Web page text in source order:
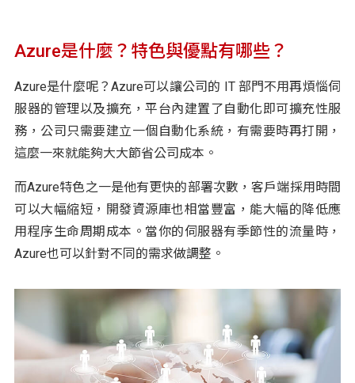
Azure是什麼？特色與優點有哪些？
Azure是什麼呢？Azure可以讓公司的 IT 部門不用再煩惱伺
服器的管理以及擴充，平台內建置了自動化即可擴充性服
務，公司只需要建立一個自動化系統，有需要時再打開，
這麼一來就能夠大大節省公司成本。
而Azure特色之一是他有更快的部署次數，客戶端採用時間
可以大幅縮短，開發資源庫也相當豐富，能大幅的降低應
用程序生命周期成本。當你的伺服器有季節性的流量時，
Azure也可以針對不同的需求做調整。